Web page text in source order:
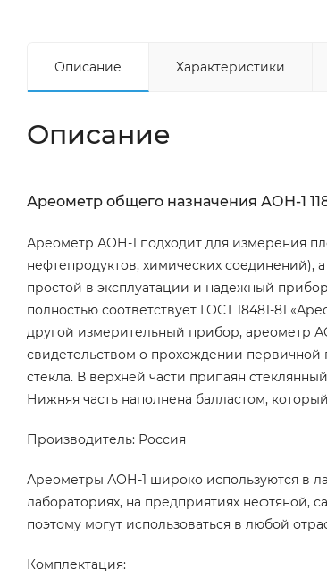
Описание Характеристики
Описание
Ареометр общего назначения АОН-1
Ареометр АОН-1 подходит для измерения
нефтепродуктов, химических соединений),
простой в эксплуатации и надежный
полностью соответствует ГОСТ 18481-81
другой измерительный прибор, ареометр
свидетельством о прохождении
стекла. В верхней части припаян
Нижняя часть наполнена балластом,
Производитель: Россия
Ареометры АОН-1 широко используются в
лабораториях, на предприятиях нефтяной,
поэтому могут использоваться в любой
Комплектация: